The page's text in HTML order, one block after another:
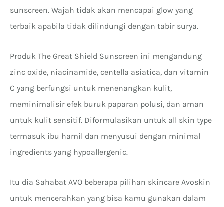
sunscreen. Wajah tidak akan mencapai glow yang
terbaik apabila tidak dilindungi dengan tabir surya.
Produk The Great Shield Sunscreen ini mengandung
zinc oxide, niacinamide, centella asiatica, dan vitamin
C yang berfungsi untuk menenangkan kulit,
meminimalisir efek buruk paparan polusi, dan aman
untuk kulit sensitif. Diformulasikan untuk all skin type
termasuk ibu hamil dan menyusui dengan minimal
ingredients yang hypoallergenic.
Itu dia Sahabat AVO beberapa pilihan skincare Avoskin
untuk mencerahkan yang bisa kamu gunakan dalam